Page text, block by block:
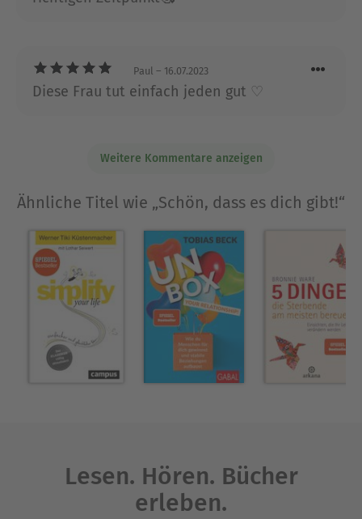
ein Engel über das Leben lernt“. Laura Seiler lebt
Paul – 16.07.2023
Diese Frau tut einfach jeden gut ♡
Weitere Kommentare anzeigen
Ähnliche Titel wie „Schön, dass es dich gibt!“
Lesen. Hören. Bücher
erleben.